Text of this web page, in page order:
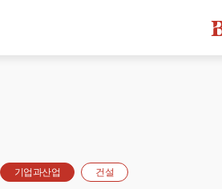
기업과산업 건설